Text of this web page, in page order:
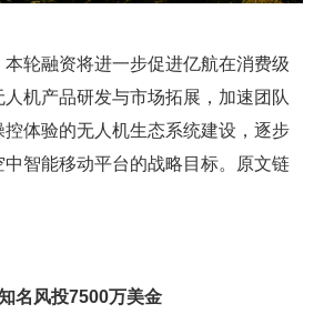
融资将进一步促进亿航在消费级
机产品研发与市场拓展，加速团队
体验的无人机生态系统建设，逐步
智能移动平台的战略目标。原文链
名风投7500万美金